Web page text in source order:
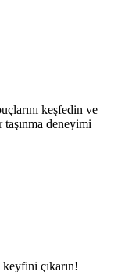
keşfedin ve
deneyimi
çıkarın!